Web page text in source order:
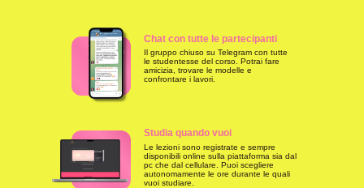
Studia quando vuoi
Le lezioni sono registrate e sempre
disponibili online sulla piattaforma sia dal
pc che dal cellulare. Puoi scegliere
autonomamente le ore durante le quali
vuoi studiare.
Chat con tutte le partecipanti
Il gruppo chiuso su Telegram con tutte
le studentesse del corso. Potrai fare
amicizia, trovare le modelle e
confrontare i lavori.